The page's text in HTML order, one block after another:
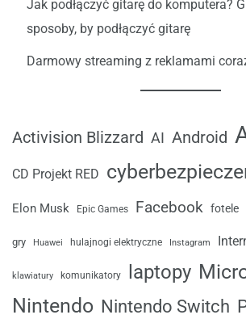
Jak podłączyć gitarę do komputera?
sposoby, by podłączyć gitarę
Darmowy streaming z reklamami
Activision Blizzard AI Android
CD Projekt RED
Elon Musk Epic Games Facebook fotele
gry Huawei hulajnogi elektryczne Instagram
klawiatury komunikatory laptopy
Nintendo Nintendo Switch